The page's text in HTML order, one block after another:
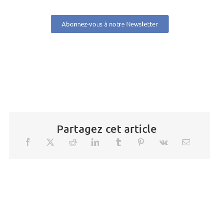
Abonnez-vous à notre Newsletter
Partagez cet article